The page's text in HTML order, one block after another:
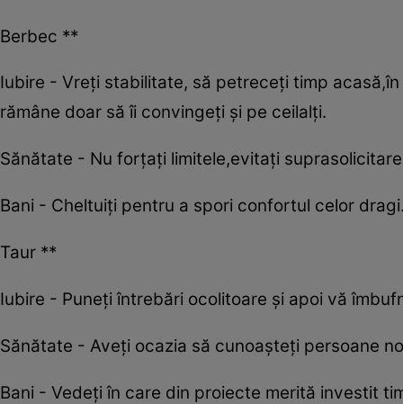
Berbec **
Iubire - Vreți stabilitate, să petreceți timp
rămâne doar să îi convingeți și pe ceilalți.
Sănătate - Nu forțați limitele,evitați
Bani - Cheltuiți pentru a spori confortul celor
Taur **
Iubire - Puneți întrebări ocolitoare și apoi vă
Sănătate - Aveți ocazia să cunoașteți persoane
Bani - Vedeți în care din proiecte merită investit